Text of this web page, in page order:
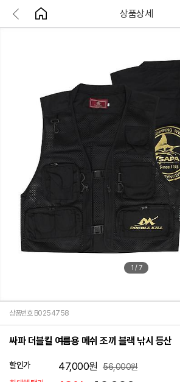
상품상세
1 / 7
상품번호 B0254758
싸파 더블킬 여름용 메쉬 조끼 블랙 낚시 등산
할인가 47,000원 56,000원